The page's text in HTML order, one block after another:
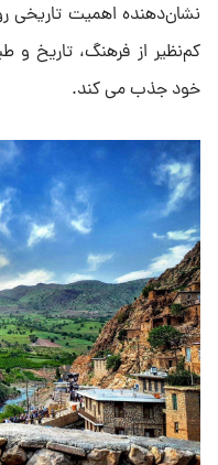
نشان‌دهنده اهمیت تاریخی
کم‌نظیر از فرهنگ، تاریخ و
خود جذب می کند.